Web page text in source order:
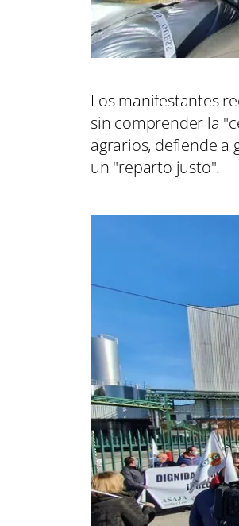
Los manifestantes
sin comprender la
agrarios, defiende a
un "reparto justo".